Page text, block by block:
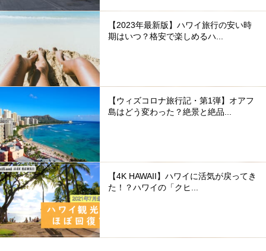
【2023年最新版】ハワイ旅行の安い時
期はいつ？格安で楽しめるハ...
【ウィズコロナ旅行記・第1弾】オアフ
島はどう変わった？絶景と絶品...
【4K HAWAII】ハワイに活気が戻ってき
た！？ハワイの「クヒ...